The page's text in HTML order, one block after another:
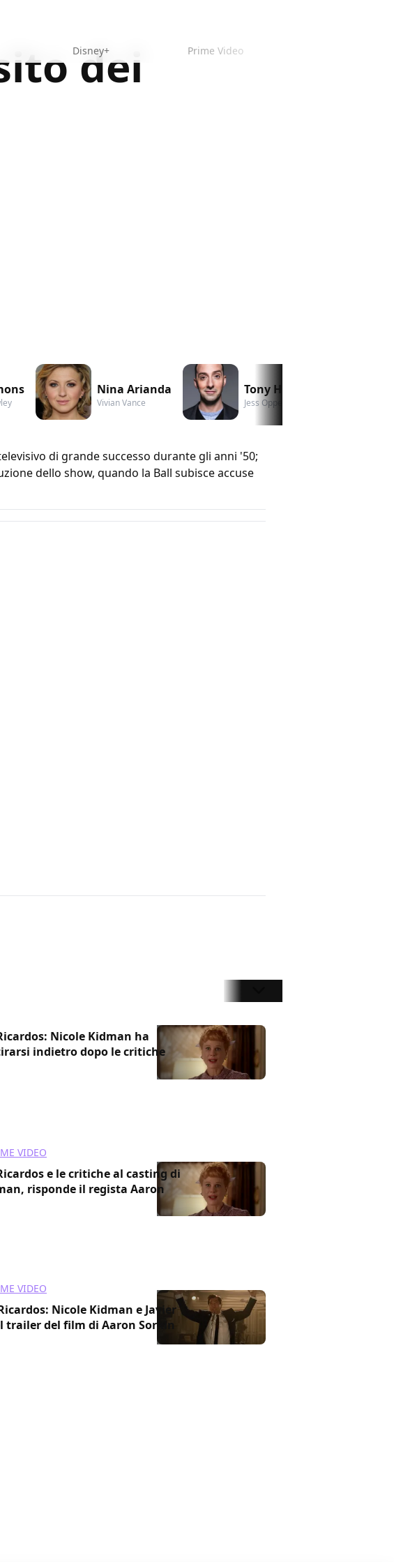
Disney+ Prime Video
dei
Nina Arianda
Vivian Vance
Tony Hale
Jess Oppenheimer
di grande successo durante gli anni '50;
dello show, quando la Ball subisce accuse
Nicole Kidman ha
indietro dopo le critiche
VIDEO
e le critiche al casting di
risponde il regista Aaron
VIDEO
Nicole Kidman e Javier
trailer del film di Aaron Sorkin